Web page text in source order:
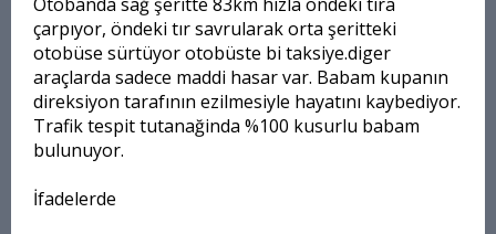
çarpıyor, öndeki tır savrularak orta şeritteki
otobüse sürtüyor otobüste bi taksiye.diger
araçlarda sadece maddi hasar var. Babam kupanın
direksiyon tarafının ezilmesiyle hayatını kaybediyor.
Trafik tespit tutanağinda %100 kusurlu babam
bulunuyor.
İfadelerde